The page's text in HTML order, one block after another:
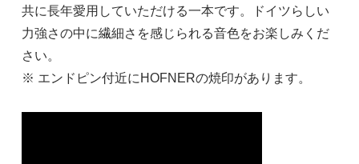
共に長年愛用していただける一本です。ドイツらしい
力強さの中に繊細さを感じられる音色をお楽しみくだ
さい。
※ エンドピン付近にHOFNERの焼印があります。